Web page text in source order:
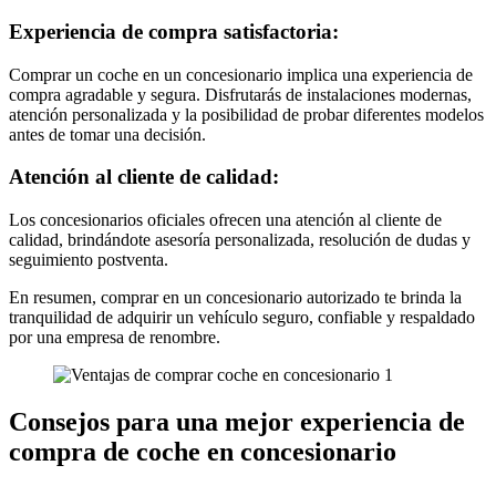
Experiencia de compra satisfactoria:
Comprar un coche en un concesionario implica una experiencia de
compra agradable y segura. Disfrutarás de instalaciones modernas,
atención personalizada y la posibilidad de probar diferentes modelos
antes de tomar una decisión.
Atención al cliente de calidad:
Los concesionarios oficiales ofrecen una atención al cliente de
calidad, brindándote asesoría personalizada, resolución de dudas y
seguimiento postventa.
En resumen, comprar en un concesionario autorizado te brinda la
tranquilidad de adquirir un vehículo seguro, confiable y respaldado
por una empresa de renombre.
Consejos para una mejor experiencia de
compra de coche en concesionario